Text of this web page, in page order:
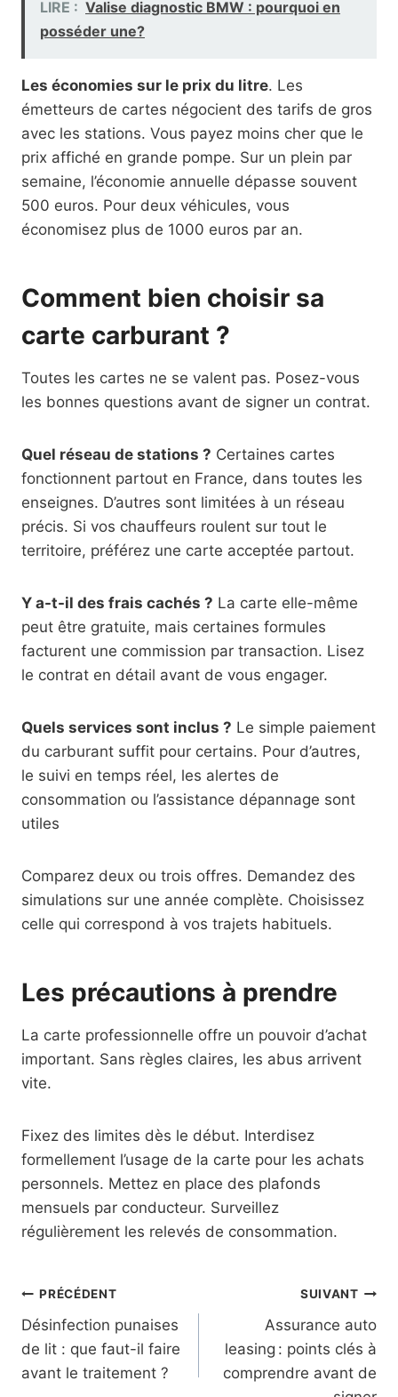
LIRE : Valise diagnostic BMW : pourquoi en
posséder une?
Les économies sur le prix du litre. Les
émetteurs de cartes négocient des tarifs de gros
avec les stations. Vous payez moins cher que le
prix affiché en grande pompe. Sur un plein par
semaine, l’économie annuelle dépasse souvent
500 euros. Pour deux véhicules, vous
économisez plus de 1000 euros par an.
Comment bien choisir sa
carte carburant ?
Toutes les cartes ne se valent pas. Posez-vous
les bonnes questions avant de signer un contrat.
Quel réseau de stations ? Certaines cartes
fonctionnent partout en France, dans toutes les
enseignes. D’autres sont limitées à un réseau
précis. Si vos chauffeurs roulent sur tout le
territoire, préférez une carte acceptée partout.
Y a-t-il des frais cachés ? La carte elle-même
peut être gratuite, mais certaines formules
facturent une commission par transaction. Lisez
le contrat en détail avant de vous engager.
Quels services sont inclus ? Le simple paiement
du carburant suffit pour certains. Pour d’autres,
le suivi en temps réel, les alertes de
consommation ou l’assistance dépannage sont
utiles
Comparez deux ou trois offres. Demandez des
simulations sur une année complète. Choisissez
celle qui correspond à vos trajets habituels.
Les précautions à prendre
La carte professionnelle offre un pouvoir d’achat
important. Sans règles claires, les abus arrivent
vite.
Fixez des limites dès le début. Interdisez
formellement l’usage de la carte pour les achats
personnels. Mettez en place des plafonds
mensuels par conducteur. Surveillez
régulièrement les relevés de consommation.
Navigation
de
l’article
PRÉCÉDENT
Désinfection punaises
de lit : que faut-il faire
avant le traitement ?
SUIVANT
Assurance auto
leasing : points clés à
comprendre avant de